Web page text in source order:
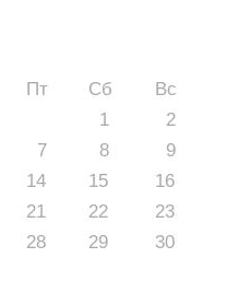
Пт Сб
Вс
1
2
7 8
9
14 15
16
21 22
23
28 29
30